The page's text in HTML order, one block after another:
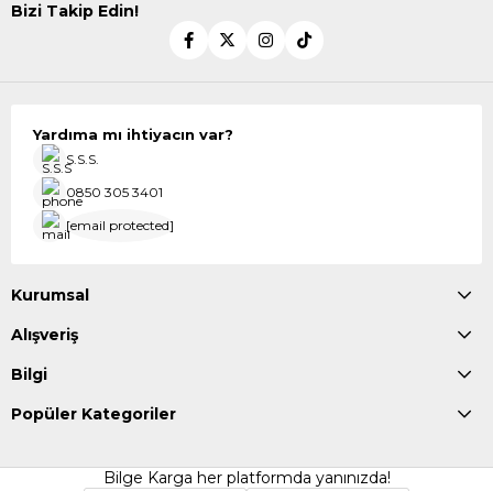
Bizi Takip Edin!
Yardıma mı ihtiyacın var?
S.S.S.
0850 305 3401
[email protected]
Kurumsal
Alışveriş
Bilgi
Popüler Kategoriler
Bilge Karga her platformda yanınızda!